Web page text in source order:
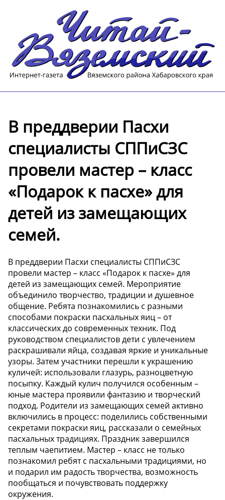
В преддверии Пасхи
специалисты СППиСЗС
провели мастер – класс
«Подарок к пасхе» для
детей из замещающих
семей.
В преддверии Пасхи специалисты СППиСЗС
провели мастер – класс «Подарок к пасхе» для
детей из замещающих семей. Мероприятие
объединило творчество, традиции и душевное
общение. Ребята познакомились с разными
способами покраски пасхальных яиц – от
классических до современных техник. Под
руководством специалистов дети с увлечением
раскрашивали яйца, создавая яркие и уникальные
узоры. Затем участники перешли к украшению
куличей: использовали глазурь, разноцветную
посыпку. Каждый кулич получился особенным –
юные мастера проявили фантазию и творческий
подход. Родители из замещающих семей активно
включились в процесс: поделились собственными
секретами покраски яиц, рассказали о семейных
пасхальных традициях. Праздник завершился
теплым чаепитием. Мастер – класс не только
познакомил ребят с пасхальными традициями, но
и подарил им радость творчества, возможность
пообщаться и почувствовать поддержку
окружения.